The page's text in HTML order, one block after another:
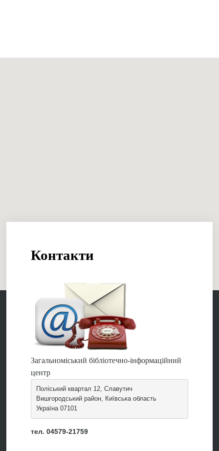
Контакти
Загальноміський бібліотечно-інформаційний
центр
Поліський квартал 12, Славутич
Вишгородський район, Київська область
Україна 07101
тел. 04579-21759